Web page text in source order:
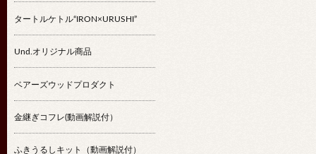
タートルケトル“IRON×URUSHI”
Und.オリジナル商品
ベアーズウッドプロダクト
金継ぎコフレ(動画解説付）
ふきうるしキット（動画解説付）